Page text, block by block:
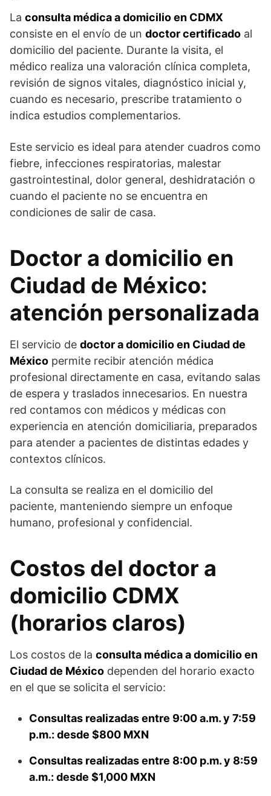
La consulta médica a domicilio en CDMX
consiste en el envío de un doctor certificado al
domicilio del paciente. Durante la visita, el
médico realiza una valoración clínica completa,
revisión de signos vitales, diagnóstico inicial y,
cuando es necesario, prescribe tratamiento o
indica estudios complementarios.
Este servicio es ideal para atender cuadros como
fiebre, infecciones respiratorias, malestar
gastrointestinal, dolor general, deshidratación o
cuando el paciente no se encuentra en
condiciones de salir de casa.
Doctor a domicilio en
Ciudad de México:
atención personalizada
El servicio de doctor a domicilio en Ciudad de
México permite recibir atención médica
profesional directamente en casa, evitando salas
de espera y traslados innecesarios. En nuestra
red contamos con médicos y médicas con
experiencia en atención domiciliaria, preparados
para atender a pacientes de distintas edades y
contextos clínicos.
La consulta se realiza en el domicilio del
paciente, manteniendo siempre un enfoque
humano, profesional y confidencial.
Costos del doctor a
domicilio CDMX
(horarios claros)
Los costos de la consulta médica a domicilio en
Ciudad de México dependen del horario exacto
en el que se solicita el servicio:
Consultas realizadas entre 9:00 a.m. y 7:59
p.m.: desde $800 MXN
Consultas realizadas entre 8:00 p.m. y 8:59
a.m.: desde $1,000 MXN